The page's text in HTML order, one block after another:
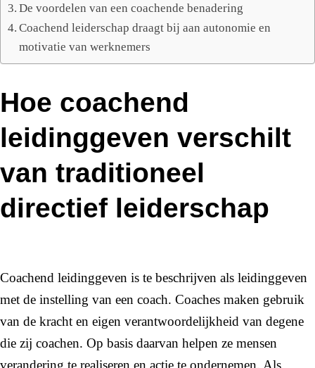
De voordelen van een coachende benadering
Coachend leiderschap draagt bij aan autonomie en
motivatie van werknemers
Hoe coachend
leidinggeven verschilt
van traditioneel
directief leiderschap
Coachend leidinggeven is te beschrijven als leidinggeven
met de instelling van een coach. Coaches maken gebruik
van de kracht en eigen verantwoordelijkheid van degene
die zij coachen. Op basis daarvan helpen ze mensen